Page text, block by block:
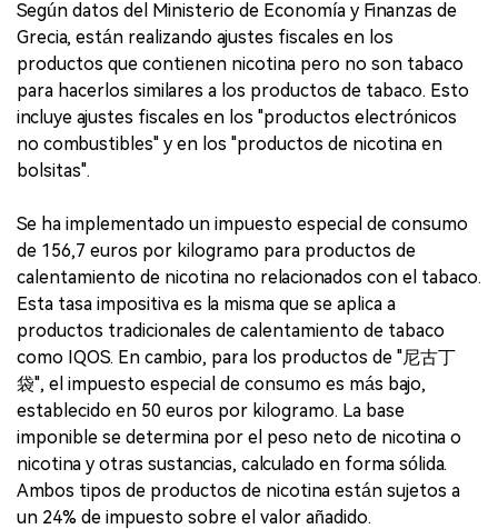
Según datos del Ministerio de Economía y Finanzas de
Grecia, están realizando ajustes fiscales en los
productos que contienen nicotina pero no son tabaco
para hacerlos similares a los productos de tabaco. Esto
incluye ajustes fiscales en los "productos electrónicos
no combustibles" y en los "productos de nicotina en
bolsitas".
Se ha implementado un impuesto especial de consumo
de 156,7 euros por kilogramo para productos de
calentamiento de nicotina no relacionados con el tabaco.
Esta tasa impositiva es la misma que se aplica a
productos tradicionales de calentamiento de tabaco
como IQOS. En cambio, para los productos de "尼古丁
袋", el impuesto especial de consumo es más bajo,
establecido en 50 euros por kilogramo. La base
imponible se determina por el peso neto de nicotina o
nicotina y otras sustancias, calculado en forma sólida.
Ambos tipos de productos de nicotina están sujetos a
un 24% de impuesto sobre el valor añadido.